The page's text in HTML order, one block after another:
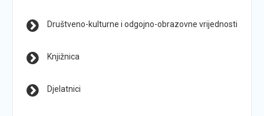
Društveno-kulturne i odgojno-obrazovne vrijednosti
Knjižnica
Djelatnici